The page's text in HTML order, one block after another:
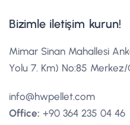
Bizimle iletişim kurun!
Mimar Sinan Mahallesi
Yolu 7. Km) No:85
info@hwpellet.com
Office: +90 364 235 04 46